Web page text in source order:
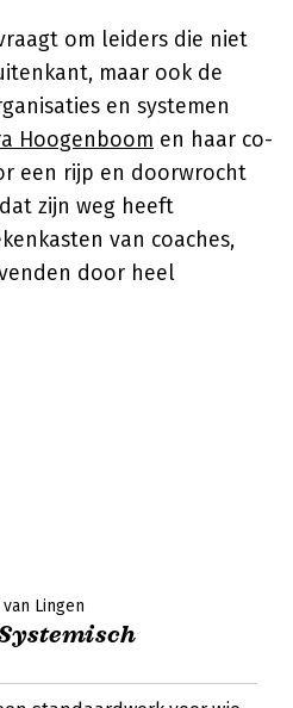
om leiders die niet
maar ook de
en systemen
Hoogenboom en haar co-
een rijp en doorwrocht
zijn weg heeft
van coaches,
door heel
Lingen